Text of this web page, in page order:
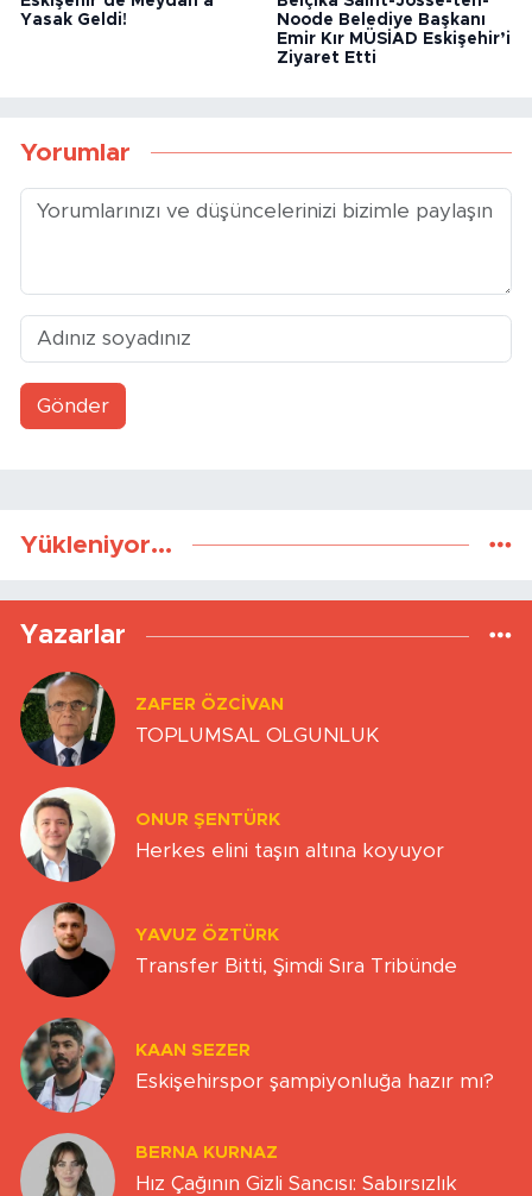
Yasak Geldi!
Noode Belediye Başkanı
Emir Kır MÜSİAD Eskişehir’i
Ziyaret Etti
Yorumlar
Gönder
Yükleniyor...
Yazarlar
ZAFER ÖZCIVAN
TOPLUMSAL OLGUNLUK
ONUR ŞENTÜRK
Herkes elini taşın altına koyuyor
YAVUZ ÖZTÜRK
Transfer Bitti, Şimdi Sıra Tribünde
KAAN SEZER
Eskişehirspor şampiyonluğa hazır mı?
BERNA KURNAZ
Hız Çağının Gizli Sancısı: Sabırsızlık